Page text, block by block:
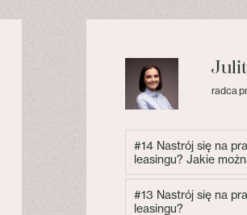
radca
#14 Nastrój się na
leasingu? Jakie
#13 Nastrój się na
leasingu?